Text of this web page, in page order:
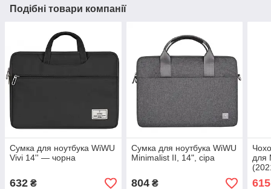
Подібні товари компанії
Сумка для ноутбука WiWU
Vivi 14'' — чорна
632 ₴
Сумка для ноутбука WiWU
Minimalist II, 14", сіра
804₴
для